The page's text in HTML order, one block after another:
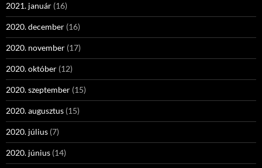
2021. január (16)
2020. december (16)
2020. november (17)
2020. október (12)
2020. szeptember (15)
2020. augusztus (15)
2020. július (7)
2020. június (14)